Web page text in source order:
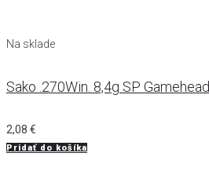
Na sklade
Sako .270Win. 8,4g SP Gamehead
2,08 €
Pridať do košíka